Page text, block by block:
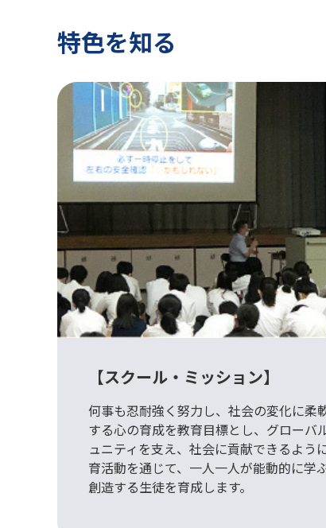
特色を知る
【スクール・ミッション】
何事も忍耐強く努力し、社会の変化に柔
する心の育成を教育目標とし、グローバ
ュニティを支え、社会に貢献できるよう
育活動を通じて、一人一人が能動的に学
創造する生徒を育成します。